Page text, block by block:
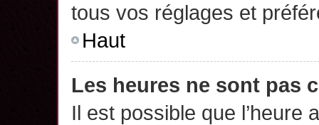
tous vos réglages et
Haut
Les heures ne sont pas
Il est possible que l’heure